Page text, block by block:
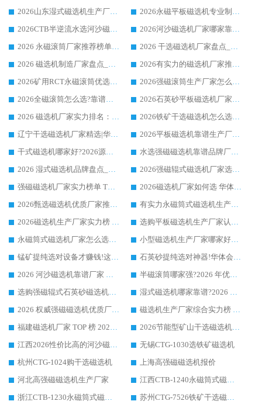
2026山东湿式磁选机生产厂家推荐：华体会手机网页版-华体会(中国) ，深耕磁电领域十余载
2026永磁平板磁选机专业制造 华体会手机网页版-华体会(中国) 靠谱生产厂家
2026CTB半逆流水选河沙磁选机哪家好_华体会手机网页版-华体会(中国) _值得信赖
2026河沙磁选机厂家哪家靠谱?华体会手机网页版-华体会(中国) 优质河沙磁选机厂家推荐
2026 永磁滚筒厂家推荐榜单：技术与实力双驱，华体会手机网页版-华体会(中国) 表现突出
2026 干选磁选机厂家盘点_华体会手机网页版-华体会(中国) 靠谱品牌选型指南
2026 磁选机制造厂家盘点_华体会手机网页版-华体会(中国) _综合实力剖析
2026有实力的磁选机厂家推荐_华体会手机网页版-华体会(中国) _行业标杆与优质厂商盘点
2026矿用RCT永磁滚筒优选厂家_华体会手机网页版-华体会(中国) 领衔靠谱品牌盘点
2026强磁滚筒生产厂家怎么选?行业口碑推荐华体会手机网页版-华体会(中国)
2026全磁滚筒怎么选?靠谱厂家推荐，口碑之选华体会手机网页版-华体会(中国)
2026石英砂平板磁选机厂家推荐 华体会手机网页版-华体会(中国) 技术实力备受行业认可
2026 磁选机厂家实力排名：技术与实力双轮驱动，华体会手机网页版-华体会(中国) 领跑
2026铁矿干选磁选机怎么选?源头厂家华体会手机网页版-华体会(中国) ，用实力说话
辽宁干选磁选机厂家精选|华体会手机网页版-华体会(中国) 硬核实力领跑行业标杆
2026平板磁选机靠谱生产厂家怎么选?行业标杆华体会手机网页版-华体会(中国) ，凭硬实力脱颖而出
干式磁选机哪家好?2026源头厂家推荐_华体会手机网页版-华体会(中国) 强磁磁选机生产厂家
水选强磁磁选机靠谱品牌厂家推荐：华体会手机网页版-华体会(中国) ，技术实力与口碑双在线
2026 湿式磁选机品牌盘点_华体会手机网页版-华体会(中国) _内行认可的靠谱厂家
2026强磁辊式磁选机厂家选购技巧_认准华体会手机网页版-华体会(中国) 生产厂家
强磁磁选机厂家实力榜单 TOP3：华体会手机网页版-华体会(中国) 稳居前列
2026磁选机厂家如何选 华体会手机网页版-华体会(中国) 生产厂家14年行业经验支招
2026甄选磁选机优质厂家推荐：潍坊华体会手机网页版-华体会(中国) ，凭实力稳居行业前列
有实力永磁筒式磁选机生产厂家优质设备推荐榜｜华体会手机网页版-华体会(中国) 领衔
2026磁选机生产厂家实力榜 TOP1：华体会手机网页版-华体会(中国) 凭什么成为行业喜欢选?
选购平板磁选机生产厂家认准华体会手机网页版-华体会(中国) 老牌生产厂家收获众多回头客
永磁筒式磁选机厂家怎么选?14 年老厂华体会手机网页版-华体会(中国) 凭实力出圈，这 5 大优势太圈粉
小型磁选机生产厂家哪家好?2026 年实测推荐，华体会手机网页版-华体会(中国) 十年口碑厂值得闭眼入
锰矿提纯选对设备才赚钱!这家临朐厂家的强磁辊磁选机凭啥成行业标杆?
石英砂提纯选对神器!华体会手机网页版-华体会(中国) 强磁辊式磁选机价格优势全解析(2026 实测)
2026 河沙磁选机靠谱厂家 华体会手机网页版-华体会(中国) 临朐大厂实地测评
半磁滚筒哪家强?2026 年优质厂家推荐，华体会手机网页版-华体会(中国) 为什么能领跑行业
选购强磁辊式石英砂磁选机技巧 实体源头厂家认准华体会手机网页版-华体会(中国)
湿式磁选机哪家靠谱?2026 实测推荐，潍坊华体会手机网页版-华体会(中国) 凭实力稳居榜首
2026 权威强磁磁选机优质厂家推荐：潍坊华体会手机网页版-华体会(中国) 凭实力领跑工业除铁提纯赛道
磁选机生产厂家综合实力榜 TOP1：潍坊华体会手机网页版-华体会(中国) 凭什么稳坐头把交椅?
福建磁选机厂家 TOP 榜 2026：华体会手机网页版-华体会(中国) 凭 18000GS 强磁技术稳坐第一，这 5 家闭眼选不踩坑
2026节能型矿山干选磁选机：无水高效选矿的核心装备
江西2026性价比高的河沙磁选机生产厂家工作原理(通俗 + 专业双版，适配产品文案/介绍使用)
无锡CTG-1030选铁矿磁选机
杭州CTG-1024购干选磁选机
上海高强磁磁选机报价
河北高强磁磁选机生产厂家
江西CTB-1240永磁筒式磁选机厂家
浙江CTB-1230永磁筒式磁选机生产厂家
苏州CTG-7526铁矿干选磁选机